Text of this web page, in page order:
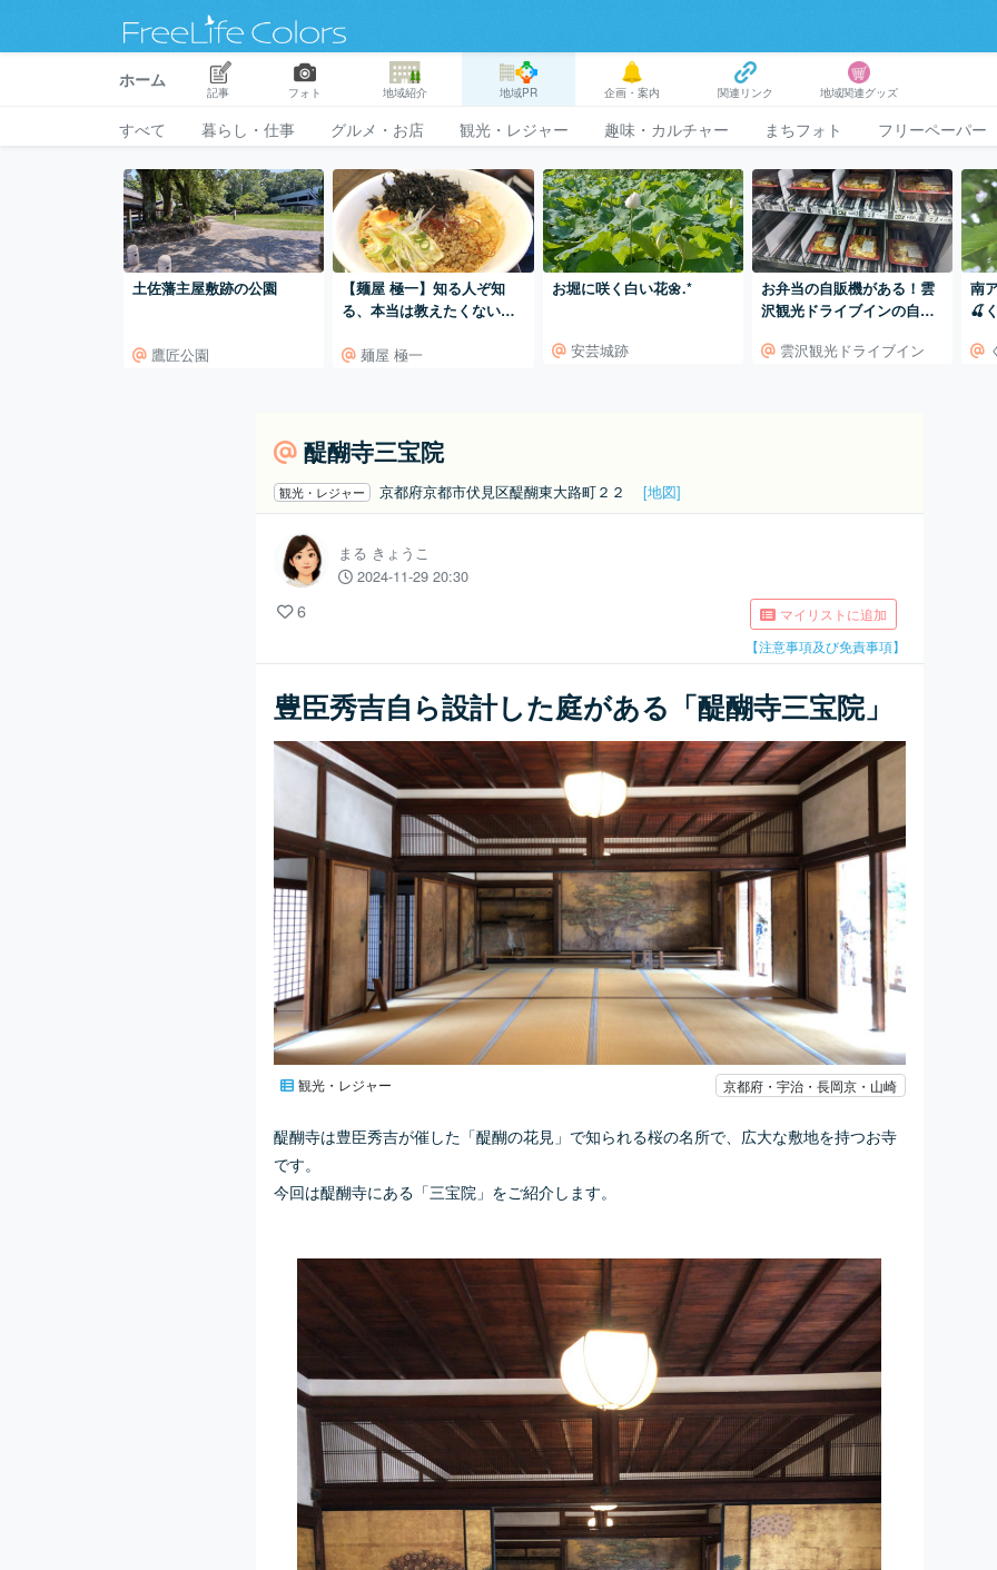
ホーム
記事 フォト 地域紹介 地域PR 企画・案内 関連リンク 地域関連グッズ
すべて 暮らし・仕事 グルメ・お店 観光・レジャー 趣味・カルチャー まちフォト フリーペーパー
土佐藩主屋敷跡の公園
鷹匠公園
【麺屋 極一】知る人ぞ知
る、本当は教えたくないウ
麺屋 極一
お堀に咲く白い花🌼.*
安芸城跡
お弁当の自販機がある！雲
沢観光ドライブインの自販
雲沢観光ドライブイン
南
🍒
醍醐寺三宝院
観光・レジャー 京都府京都市伏見区醍醐東大路町２２ [地図]
まる きょうこ
2024-11-29 20:30
6
マイリストに追加
【注意事項及び免責事項】
豊臣秀吉自ら設計した庭がある「醍醐寺三宝院」
観光・レジャー 京都府・宇治・長岡京・山崎
醍醐寺は豊臣秀吉が催した「醍醐の花見」で知られる桜の名所で、広大な敷地を持つお寺
です。
今回は醍醐寺にある「三宝院」をご紹介します。